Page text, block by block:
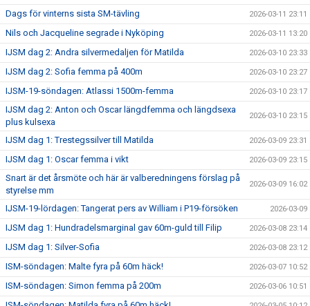
Dags för vinterns sista SM-tävling 2026-03-11 23:11
Nils och Jacqueline segrade i Nyköping 2026-03-11 13:20
IJSM dag 2: Andra silvermedaljen för Matilda 2026-03-10 23:33
IJSM dag 2: Sofia femma på 400m 2026-03-10 23:27
IJSM-19-söndagen: Atlassi 1500m-femma 2026-03-10 23:17
IJSM dag 2: Anton och Oscar längdfemma och längdsexa
plus kulsexa
2026-03-10 23:15
IJSM dag 1: Trestegssilver till Matilda 2026-03-09 23:31
IJSM dag 1: Oscar femma i vikt 2026-03-09 23:15
Snart är det årsmöte och här är valberedningens förslag på
styrelse mm
2026-03-09 16:02
IJSM-19-lördagen: Tangerat pers av William i P19-försöken 2026-03-09
IJSM dag 1: Hundradelsmarginal gav 60m-guld till Filip 2026-03-08 23:14
IJSM dag 1: Silver-Sofia 2026-03-08 23:12
ISM-söndagen: Malte fyra på 60m häck! 2026-03-07 10:52
ISM-söndagen: Simon femma på 200m 2026-03-06 10:51